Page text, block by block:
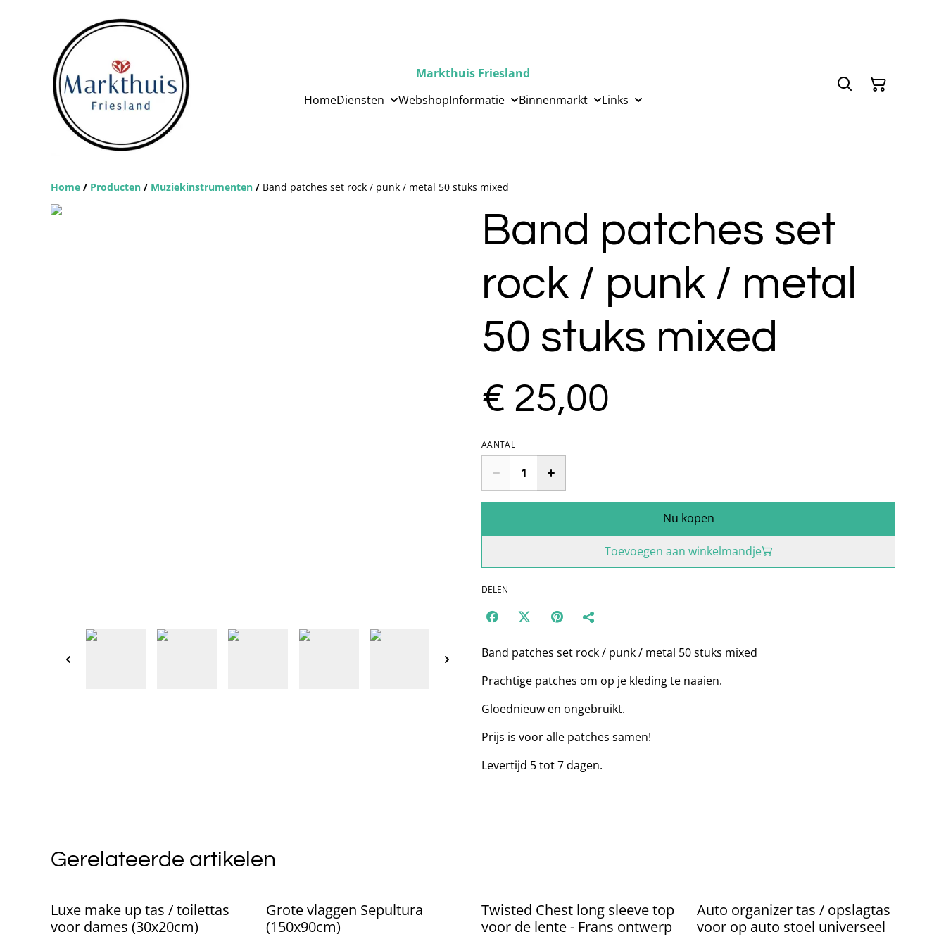
Markthuis Friesland
HomeDiensten WebshopInformatie Binnenmarkt Links
Home / Producten / Muziekinstrumenten / Band patches set rock / punk / metal 50 stuks mixed
Band patches set
rock / punk / metal
50 stuks mixed
€ 25,00
AANTAL
Nu kopen
Toevoegen aan winkelmandje
DELEN
Band patches set rock / punk / metal 50 stuks mixed
Prachtige patches om op je kleding te naaien.
Gloednieuw en ongebruikt.
Prijs is voor alle patches samen!
Levertijd 5 tot 7 dagen.
Gerelateerde artikelen
Luxe make up tas / toilettas
voor dames (30x20cm)
Grote vlaggen Sepultura
(150x90cm)
Twisted Chest long sleeve top
voor de lente - Frans ontwerp
Auto organizer tas / opslagtas
voor op auto stoel universeel